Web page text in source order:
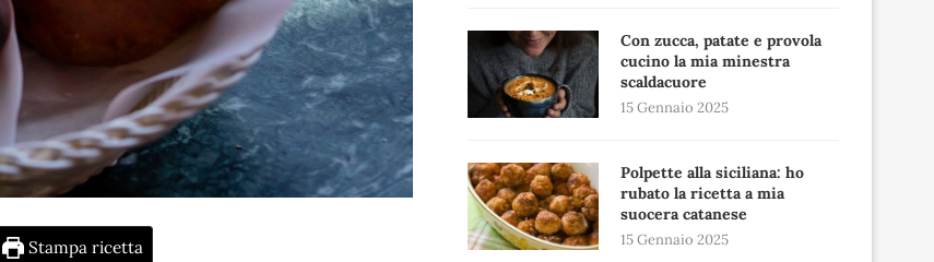
Stampa ricetta
Con zucca, patate e provola
cucino la mia minestra
scaldacuore
15 Gennaio 2025
Polpette alla siciliana: ho
rubato la ricetta a mia
suocera catanese
15 Gennaio 2025